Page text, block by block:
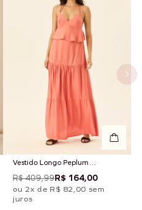
Vestido Longo Peplum
Camadas
R$ 409,99R$ 164,00
ou 2x de R$ 82,00 sem
juros